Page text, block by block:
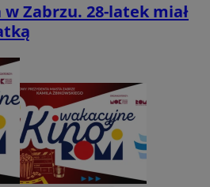
Zabrzu. 28-latek miał